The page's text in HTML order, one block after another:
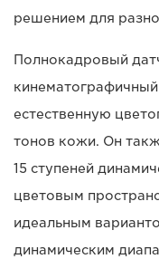
решением для
Полнокадровый
естественную
тонов кожи. Он
15 ступеней
цветовым
идеальным
динамическим